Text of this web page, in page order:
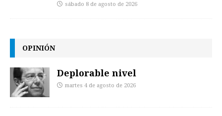
sábado 8 de agosto de 2026
OPINIÓN
Deplorable nivel
martes 4 de agosto de 2026